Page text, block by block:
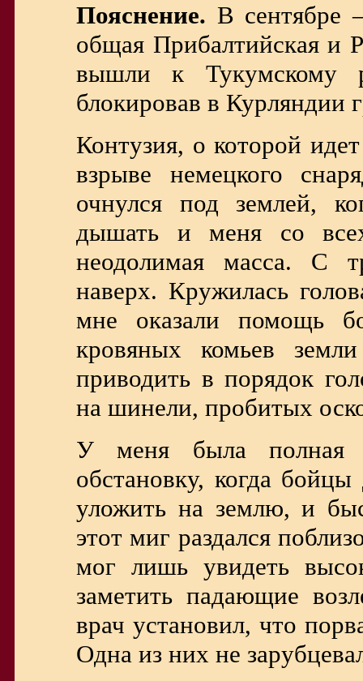
Пояснение. В сентябре
общая Прибалтийская и
вышли к Тукумскому
блокировав в Курляндии
Контузия, о которой
взрыве немецкого
очнулся под землей,
дышать и меня со всех
неодолимая масса. С
наверх. Кружилась
мне оказали помощь
кровяных комьев
приводить в порядок
на шинели, пробитых
У меня была полная
обстановку, когда
уложить на землю, и
этот миг раздался
мог лишь увидеть
заметить падающие
врач установил, что
Одна из них не